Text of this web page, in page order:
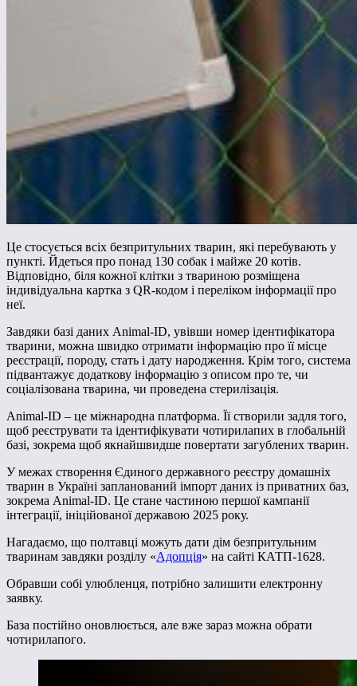
Це стосується всіх безпритульних тварин, які перебувають у
пункті. Йдеться про понад 130 собак і майже 20 котів.
Відповідно, біля кожної клітки з твариною розміщена
індивідуальна картка з QR-кодом і переліком інформації про
неї.
Завдяки базі даних Animal-ID, увівши номер ідентифікатора
тварини, можна швидко отримати інформацію про її місце
реєстрації, породу, стать і дату народження. Крім того, система
підвантажує додаткову інформацію з описом про те, чи
соціалізована тварина, чи проведена стерилізація.
Animal-ID – це міжнародна платформа. Її створили задля того,
щоб реєструвати та ідентифікувати чотирилапих в глобальній
базі, зокрема щоб якнайшвидше повертати загублених тварин.
У межах створення Єдиного державного реєстру домашніх
тварин в Україні запланований імпорт даних із приватних баз,
зокрема Animal-ID. Це стане частиною першої кампанії
інтеграції, ініційованої державою 2025 року.
Нагадаємо, що полтавці можуть дати дім безпритульним
тваринам завдяки розділу «Адопція» на сайті КАТП-1628.
Обравши собі улюбленця, потрібно залишити електронну
заявку.
База постійно оновлюється, але вже зараз можна обрати
чотирилапого.